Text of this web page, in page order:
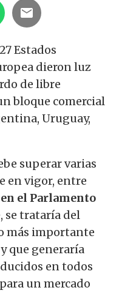
Estados
dieron luz
de libre
bloque comercial
Uruguay,
superar varias
en vigor, entre
el Parlamento
se trataría del
más importante
que generaría
en todos
un mercado